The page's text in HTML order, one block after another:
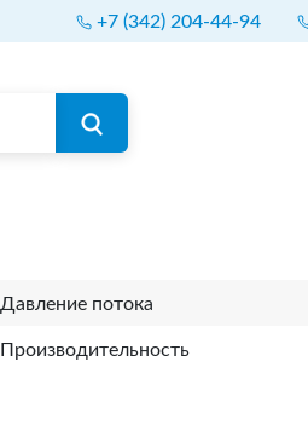
+7 (342) 204-44-94
Давление потока
Производительность